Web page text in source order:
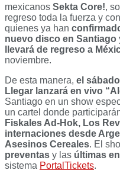
mexicanos Sekta Core!,
regreso toda la fuerza y
quienes ya han
nuevo disco en
llevará de regreso a
noviembre.
De esta manera, el
Llegar lanzará en vivo
Santiago en un show
un cartel donde
Fiskales Ad-Hok, Los
internaciones desde
Asesinos Cereales. El
preventas y las últimas
sistema PortalTickets.